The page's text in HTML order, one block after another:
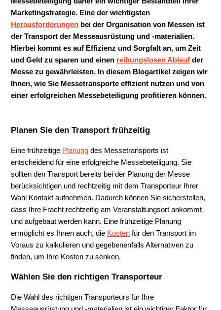
Marketingstrategie. Eine der wichtigsten
Herausforderungen bei der Organisation von Messen ist
der Transport der Messeausrüstung und -materialien.
Hierbei kommt es auf Effizienz und Sorgfalt an, um Zeit
und Geld zu sparen und einen reibungslosen Ablauf der
Messe zu gewährleisten. In diesem Blogartikel zeigen wir
Ihnen, wie Sie Messetransporte effizient nutzen und von
einer erfolgreichen Messebeteiligung profitieren können.
Planen Sie den Transport frühzeitig
Eine frühzeitige Planung des Messetransports ist
entscheidend für eine erfolgreiche Messebeteiligung. Sie
sollten den Transport bereits bei der Planung der Messe
berücksichtigen und rechtzeitig mit dem Transporteur Ihrer
Wahl Kontakt aufnehmen. Dadurch können Sie sicherstellen,
dass Ihre Fracht rechtzeitig am Veranstaltungsort ankommt
und aufgebaut werden kann. Eine frühzeitige Planung
ermöglicht es Ihnen auch, die Kosten für den Transport im
Voraus zu kalkulieren und gegebenenfalls Alternativen zu
finden, um Ihre Kosten zu senken.
Wählen Sie den richtigen Transporteur
Die Wahl des richtigen Transporteurs für Ihre